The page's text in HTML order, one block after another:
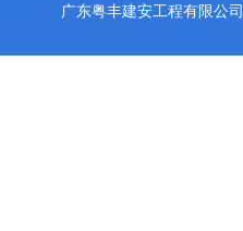
广东粤丰建安工程有限公司